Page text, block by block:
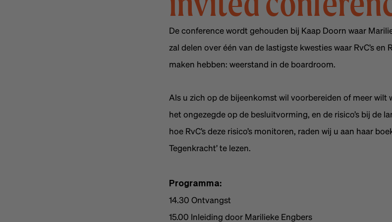
De conference wordt gehouden bij Kaap Doorn waar
zal delen over één van de lastigste kwesties waar RvC’s en
maken hebben: weerstand in de boardroom.
Als u zich op de bijeenkomst wil voorbereiden of meer wilt
het ongezegde op de besluitvorming, en de risico’s bij de
hoe RvC’s deze risico’s monitoren, raden wij u aan haar
Tegenkracht’ te lezen.
Programma:
14.30 Ontvangst
15.00 Inleiding door Marilieke Engbers